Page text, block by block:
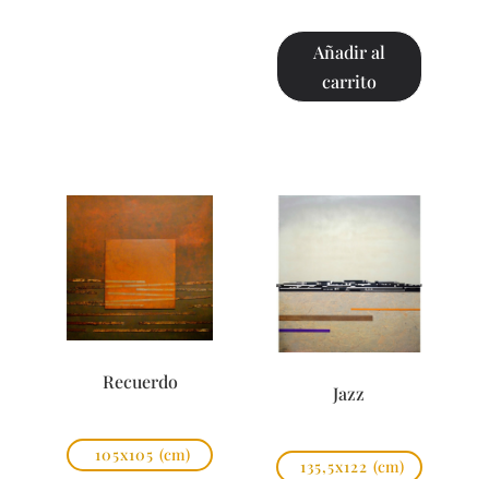
Añadir al
carrito
Recuerdo
105x105 (cm)
Jazz
135,5x122 (cm)